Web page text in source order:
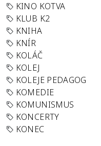
KINO KOTVA
KLUB K2
KNIHA
KNÍR
KOLÁČ
KOLEJ
KOLEJE PEDAGOG
KOMEDIE
KOMUNISMUS
KONCERTY
KONEC